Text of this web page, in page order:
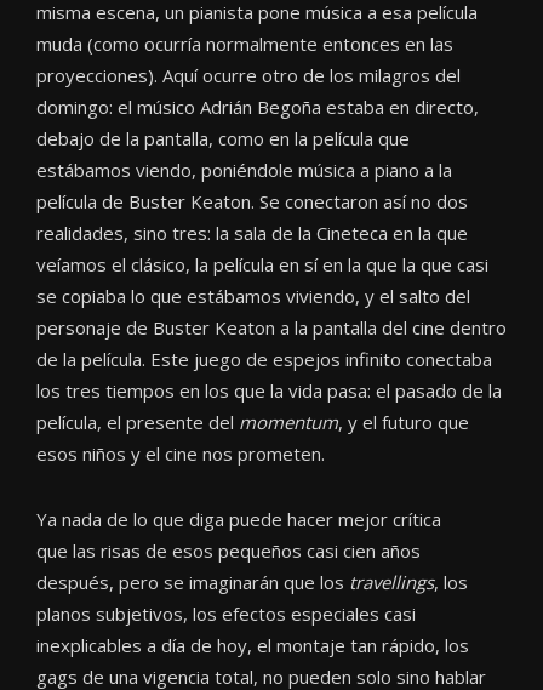
misma escena, un pianista pone música a esa película
muda (como ocurría normalmente entonces en las
proyecciones). Aquí ocurre otro de los milagros del
domingo: el músico Adrián Begoña estaba en directo,
debajo de la pantalla, como en la película que
estábamos viendo, poniéndole música a piano a la
película de Buster Keaton. Se conectaron así no dos
realidades, sino tres: la sala de la Cineteca en la que
veíamos el clásico, la película en sí en la que la que casi
se copiaba lo que estábamos viviendo, y el salto del
personaje de Buster Keaton a la pantalla del cine dentro
de la película. Este juego de espejos infinito conectaba
los tres tiempos en los que la vida pasa: el pasado de la
película, el presente del momentum, y el futuro que
esos niños y el cine nos prometen.
Ya nada de lo que diga puede hacer mejor crítica
que las risas de esos pequeños casi cien años
después, pero se imaginarán que los travellings, los
planos subjetivos, los efectos especiales casi
inexplicables a día de hoy, el montaje tan rápido, los
gags de una vigencia total, no pueden solo sino hablar